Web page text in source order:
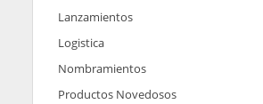
Lanzamientos
Logistica
Nombramientos
Productos Novedosos